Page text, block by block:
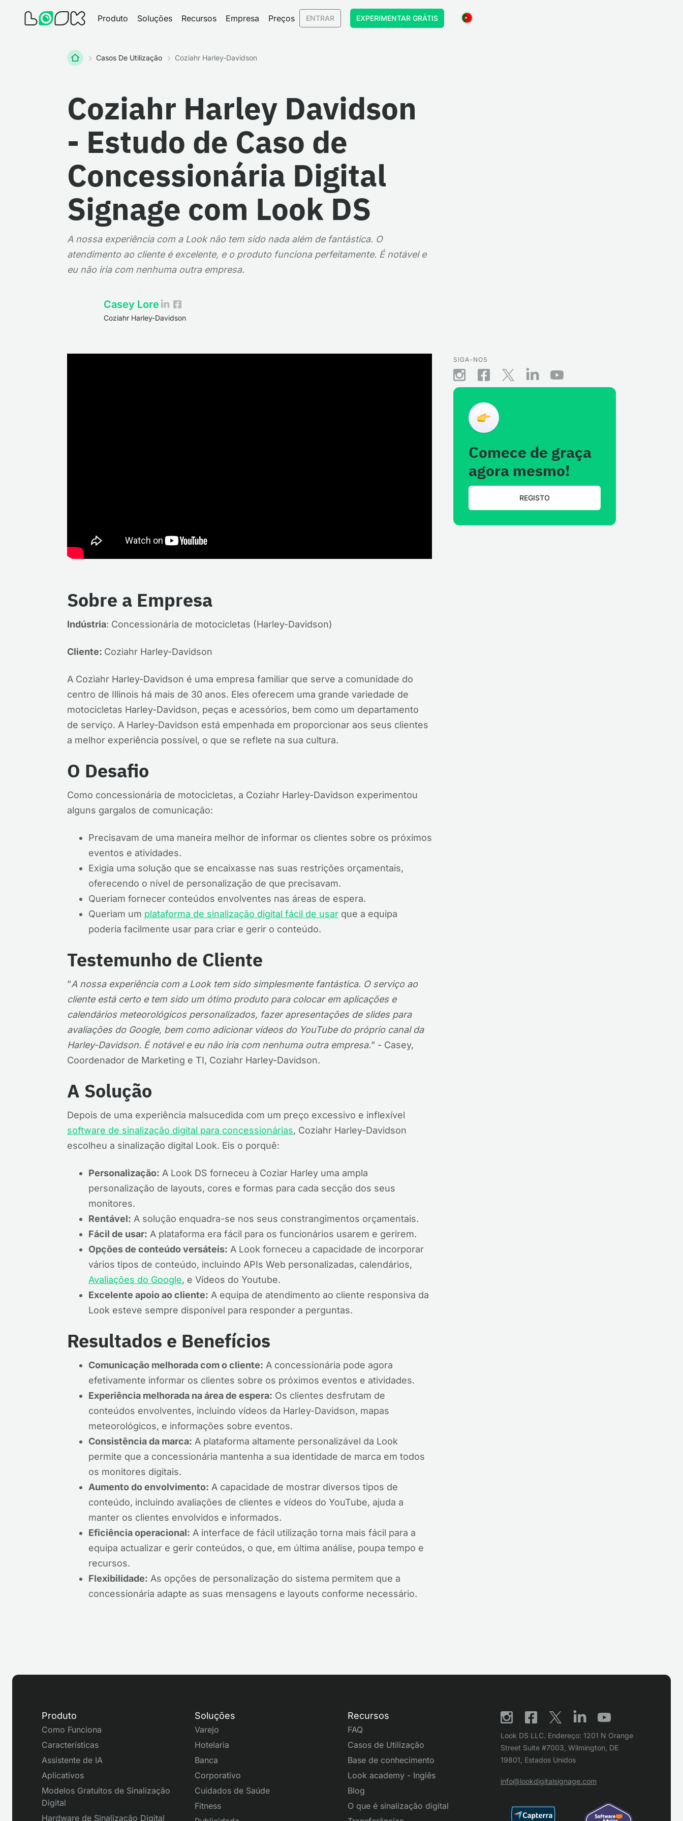
Produto Soluções Recursos Empresa Preços ENTRAR EXPERIMENTAR GRÁTIS
HomeCasos De Utilização Coziahr Harley-Davidson
Coziahr Harley Davidson
- Estudo de Caso de
Concessionária Digital
Signage com Look DS
A nossa experiência com a Look não tem sido nada além de fantástica. O
atendimento ao cliente é excelente, e o produto funciona perfeitamente. É notável e
eu não iria com nenhuma outra empresa.
Casey Lore
Coziahr Harley-Davidson
Sobre a Empresa
Indústria: Concessionária de motocicletas (Harley-Davidson)
Cliente: Coziahr Harley-Davidson
A Coziahr Harley-Davidson é uma empresa familiar que serve a comunidade do
centro de Illinois há mais de 30 anos. Eles oferecem uma grande variedade de
motocicletas Harley-Davidson, peças e acessórios, bem como um departamento
de serviço. A Harley-Davidson está empenhada em proporcionar aos seus clientes
a melhor experiência possível, o que se reflete na sua cultura.
O Desafio
Como concessionária de motocicletas, a Coziahr Harley-Davidson experimentou
alguns gargalos de comunicação:
Precisavam de uma maneira melhor de informar os clientes sobre os próximos
eventos e atividades.
Exigia uma solução que se encaixasse nas suas restrições orçamentais,
oferecendo o nível de personalização de que precisavam.
Queriam fornecer conteúdos envolventes nas áreas de espera.
Queriam um plataforma de sinalização digital fácil de usar que a equipa
poderia facilmente usar para criar e gerir o conteúdo.
Testemunho de Cliente
”A nossa experiência com a Look tem sido simplesmente fantástica. O serviço ao
cliente está certo e tem sido um ótimo produto para colocar em aplicações e
calendários meteorológicos personalizados, fazer apresentações de slides para
avaliações do Google, bem como adicionar vídeos do YouTube do próprio canal da
Harley-Davidson. É notável e eu não iria com nenhuma outra empresa.” - Casey,
Coordenador de Marketing e TI, Coziahr Harley-Davidson.
A Solução
Depois de uma experiência malsucedida com um preço excessivo e inflexível
software de sinalização digital para concessionárias, Coziahr Harley-Davidson
escolheu a sinalização digital Look. Eis o porquê:
Personalização: A Look DS forneceu à Coziar Harley uma ampla
personalização de layouts, cores e formas para cada secção dos seus
monitores.
Rentável: A solução enquadra-se nos seus constrangimentos orçamentais.
Fácil de usar: A plataforma era fácil para os funcionários usarem e gerirem.
Opções de conteúdo versáteis: A Look forneceu a capacidade de incorporar
vários tipos de conteúdo, incluindo APIs Web personalizadas, calendários,
Avaliações do Google, e Vídeos do Youtube.
Excelente apoio ao cliente: A equipa de atendimento ao cliente responsiva da
Look esteve sempre disponível para responder a perguntas.
Resultados e Benefícios
Comunicação melhorada com o cliente: A concessionária pode agora
efetivamente informar os clientes sobre os próximos eventos e atividades.
Experiência melhorada na área de espera: Os clientes desfrutam de
conteúdos envolventes, incluindo vídeos da Harley-Davidson, mapas
meteorológicos, e informações sobre eventos.
Consistência da marca: A plataforma altamente personalizável da Look
permite que a concessionária mantenha a sua identidade de marca em todos
os monitores digitais.
Aumento do envolvimento: A capacidade de mostrar diversos tipos de
conteúdo, incluindo avaliações de clientes e vídeos do YouTube, ajuda a
manter os clientes envolvidos e informados.
Eficiência operacional: A interface de fácil utilização torna mais fácil para a
equipa actualizar e gerir conteúdos, o que, em última análise, poupa tempo e
recursos.
Flexibilidade: As opções de personalização do sistema permitem que a
concessionária adapte as suas mensagens e layouts conforme necessário.
SIGA-NOS
Comece de graça
agora mesmo!
REGISTO
Produto
Como Funciona
Características
Assistente de IA
Aplicativos
Modelos Gratuitos de Sinalização
Digital
Hardware de Sinalização Digital
Soluções
Varejo
Hotelaria
Banca
Corporativo
Cuidados de Saúde
Fitness
Recursos
FAQ
Casos de Utilização
Base de conhecimento
Look academy - Inglês
Blog
O que é sinalização digital
Look DS LLC. Endereço: 1201 N Orange
Street Suite #7003, Wilmington, DE
19801, Estados Unidos
info@lookdigitalsignage.com